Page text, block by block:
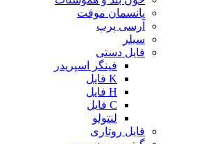
پانسمان موقت
آرسی پرپ
سیلر
فایل دستی
فینگر اسپریدر
K فایل
H فایل
C فایل
لنتولو
فایل روتاری